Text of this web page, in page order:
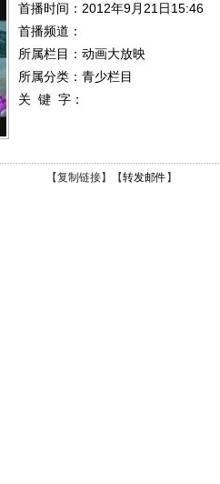
首播时间：2012年9月21日15:46
首播频道：
所属栏目： 动画大放映
所属分类：青少栏目
关 键 字：
【复制链接】【转发邮件 】